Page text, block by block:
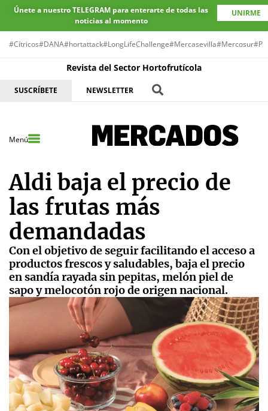
Únete a nuestro TELEGRAM para enterarte de todas las
noticias al momento
UNIRME
#Cítricos#DANA#hortattack#LongLifeChallenge#Mercasevilla#Mercosur
Revista del Sector Hortofrutícola
SUSCRÍBETE NEWSLETTER
Menú
Aldi baja el precio de
las frutas más
demandadas
Con el objetivo de seguir facilitando el acceso a
productos frescos y saludables, baja el precio
en sandía rayada sin pepitas, melón piel de
sapo y melocotón rojo de origen nacional.